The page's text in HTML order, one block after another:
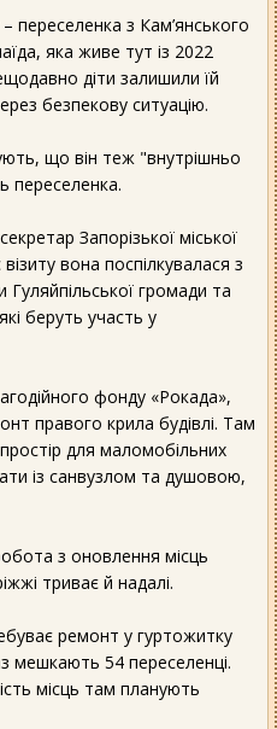
переселенка з Кам’янського
яка живе тут із 2022
діти залишили їй
безпекову ситуацію.
що він теж "внутрішньо
переселенка.
Запорізької міської
вона поспілкувалася з
громади та
беруть участь у
фонду «Рокада»,
правого крила будівлі. Там
для маломобільних
із санвузлом та душовою,
з оновлення місць
триває й надалі.
ремонт у гуртожитку
мешкають 54 переселенці.
місць там планують